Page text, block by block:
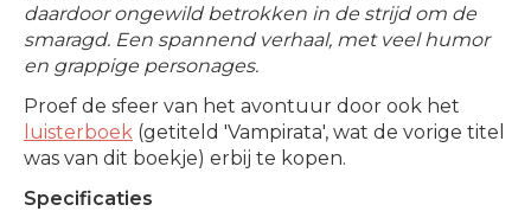
daardoor ongewild betrokken in de strijd om de
smaragd. Een spannend verhaal, met veel humor
en grappige personages.
Proef de sfeer van het avontuur door ook het
luisterboek (getiteld 'Vampirata', wat de vorige titel
was van dit boekje) erbij te kopen.
Specificaties